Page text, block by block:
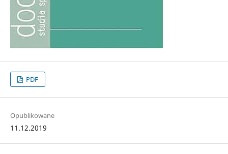
PDF
Opublikowane
11.12.2019